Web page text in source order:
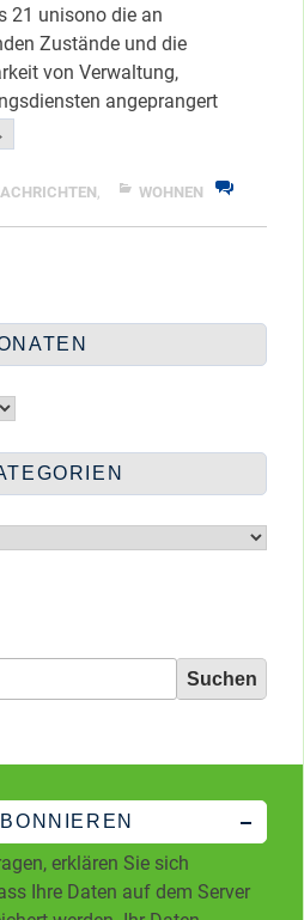
21 unisono die an
Zustände und die
von Verwaltung,
angeprangert
zur
,
WOHNEN
erklären Sie sich
Ihre Daten auf dem Server